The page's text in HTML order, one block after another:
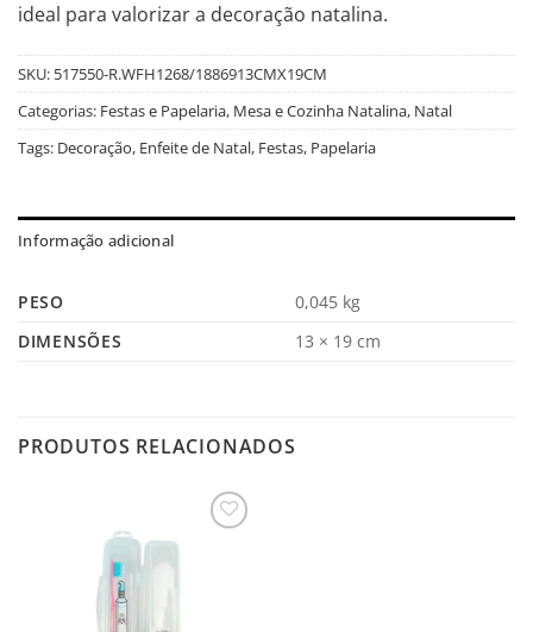
ideal para valorizar a decoração natalina.
SKU: 517550-R.WFH1268/1886913CMX19CM
Categorias: Festas e Papelaria, Mesa e Cozinha Natalina, Natal
Tags: Decoração, Enfeite de Natal, Festas, Papelaria
Informação adicional
PESO
0,045 kg
DIMENSÕES
13 × 19 cm
PRODUTOS RELACIONADOS